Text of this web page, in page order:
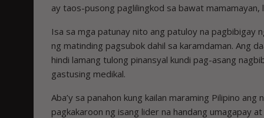
ay taos-pusong paglilingkod sa bawat mamamayan,
Isa sa mga patunay nito ang patuloy na pagbibigay
ng matinding pagsubok dahil sa karamdaman. Ang
hindi lamang tulong pinansyal kundi pag-asang
gastusing medikal.
Aba’y sa panahon kung kailan maraming Pilipino
pagkakaroon ng isang lider na handang umagapay